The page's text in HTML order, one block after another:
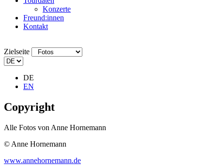
Konzerte
Freund:innen
Kontakt
Zielseite
DE
EN
Copyright
Alle Fotos von Anne Hornemann
© Anne Hornemann
www.annehornemann.de